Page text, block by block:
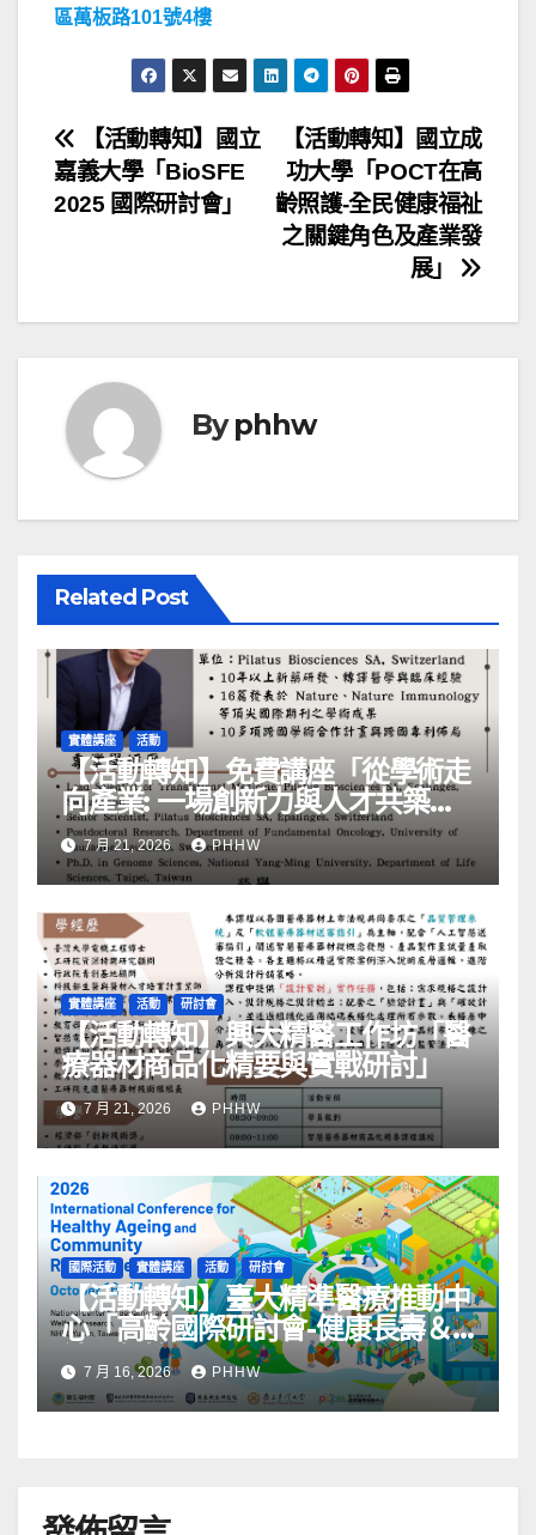
區萬板路101號4樓
文
章
【活動轉知】國立成
功大學「POCT在高
齡照護-全民健康福祉
之關鍵角色及產業發
展」
【活動轉知】國立
嘉義大學「BioSFE
2025 國際研討會」
Byphhw
Related Post
實體講座 活動
【活動轉知】免費講座「從學術走
向產業: ⼀場創新力與⼈才共築的
旅程」
7 月 21, 2026 PHHW
實體講座 活動 研討會
【活動轉知】興大精醫工作坊「醫
療器材商品化精要與實戰研討」
7 月 21, 2026 PHHW
國際活動 實體講座 活動 研討會
【活動轉知】臺大精準醫療推動中
心「高齡國際研討會-健康長壽＆
社區韌性」
7 月 16, 2026 PHHW